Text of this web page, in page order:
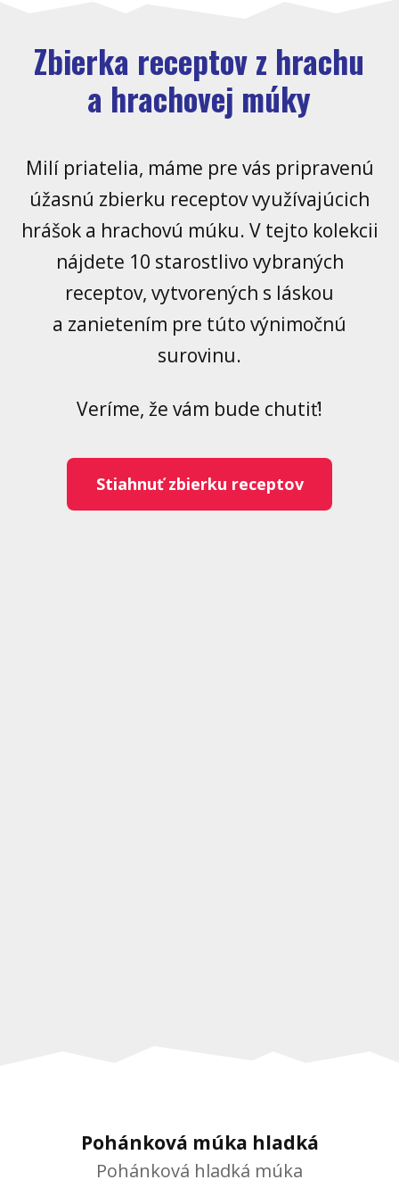
Zbierka receptov z hrachu
a hrachovej múky
Milí priatelia, máme pre vás pripravenú
úžasnú zbierku receptov využívajúcich
hrášok a hrachovú múku. V tejto kolekcii
nájdete 10 starostlivo vybraných
receptov, vytvorených s láskou
a zanietením pre túto výnimočnú
surovinu.
Veríme, že vám bude chutiť!
Stiahnuť zbierku receptov
Pohánková múka hladká
Pohánková hladká múka